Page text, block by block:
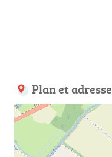
Plan et adresse